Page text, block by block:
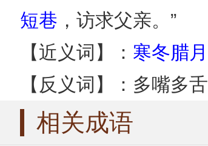
短巷 ，访求父亲。”
【近义词】： 寒冬腊月
【反义词】：多嘴多舌
相关成语